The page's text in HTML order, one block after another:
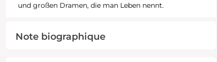
und großen Dramen, die man Leben nennt.
Note biographique